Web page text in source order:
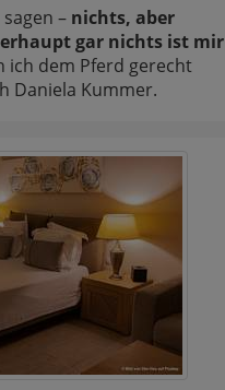
– nichts, aber
gar nichts ist mir
ich dem Pferd gerecht
Daniela Kummer.